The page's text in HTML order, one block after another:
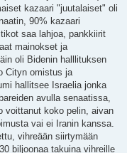
kazaari "juutalaiset" oli
90% kazaari
saa lahjoa, pankkiirit
mainokset ja
oli Bidenin halllituksen
Cityn omistus ja
hallitsee Israelia jonka
avulla senaatissa,
voittanut koko pelin, aivan
vai ei Iranin kanssa.
vihreään siirtymään
biljoonaa takuina vihreille